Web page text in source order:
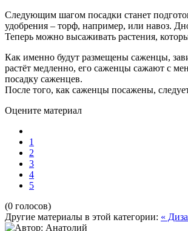
Следующим шагом посадки станет
удобрения – торф, например, или навоз.
Теперь можно высаживать растения,
Как именно будут размещены саженцы,
растёт медленно, его саженцы сажают с
посадку саженцев.
После того, как саженцы посажены,
Оцените материал
1
2
3
4
5
(0 голосов)
Другие материалы в этой категории: «